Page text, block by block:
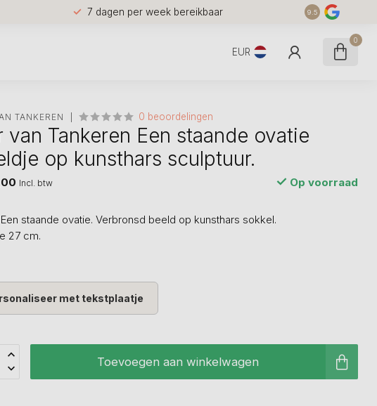
7 dagen per week bereikbaar 9.5
EUR
0
TANKEREN 0 beoordelingen
van Tankeren Een staande ovatie
op kunsthars sculptuur.
Incl. btw Op voorraad
staande ovatie. Verbronsd beeld op kunsthars sokkel.
27 cm.
met tekstplaatje
Toevoegen aan winkelwagen